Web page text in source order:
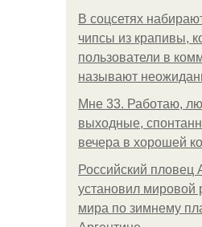
В соцсетях
чипсы из крапивы,
пользователи в
называют
Мне 33. Работаю,
выходные,
вечера в хорошей
Российский пловец
установил мировой
мира по зимнему